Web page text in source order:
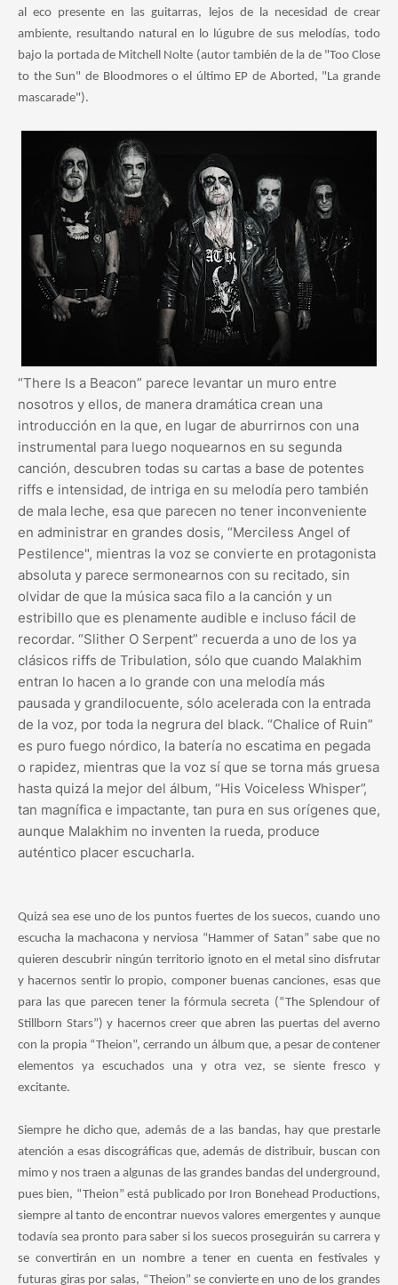
al eco presente en las guitarras, lejos de la necesidad de crear
ambiente, resultando natural en lo lúgubre de sus melodías, todo
bajo la portada de Mitchell Nolte (autor también de la de "Too Close
to the Sun" de Bloodmores o el último EP de Aborted, "La grande
mascarade").
“There Is a Beacon” parece levantar un muro entre
nosotros y ellos, de manera dramática crean una
introducción en la que, en lugar de aburrirnos con una
instrumental para luego noquearnos en su segunda
canción, descubren todas su cartas a base de potentes
riffs e intensidad, de intriga en su melodía pero también
de mala leche, esa que parecen no tener inconveniente
en administrar en grandes dosis, “Merciless Angel of
Pestilence", mientras la voz se convierte en protagonista
absoluta y parece sermonearnos con su recitado, sin
olvidar de que la música saca filo a la canción y un
estribillo que es plenamente audible e incluso fácil de
recordar. “Slither O Serpent” recuerda a uno de los ya
clásicos riffs de Tribulation, sólo que cuando Malakhim
entran lo hacen a lo grande con una melodía más
pausada y grandilocuente, sólo acelerada con la entrada
de la voz, por toda la negrura del black. “Chalice of Ruin”
es puro fuego nórdico, la batería no escatima en pegada
o rapidez, mientras que la voz sí que se torna más gruesa
hasta quizá la mejor del álbum, “His Voiceless Whisper”,
tan magnífica e impactante, tan pura en sus orígenes que,
aunque Malakhim no inventen la rueda, produce
auténtico placer escucharla.
Quizá sea ese uno de los puntos fuertes de los suecos, cuando uno
escucha la machacona y nerviosa “Hammer of Satan” sabe que no
quieren descubrir ningún territorio ignoto en el metal sino disfrutar
y hacernos sentir lo propio, componer buenas canciones, esas que
para las que parecen tener la fórmula secreta (“The Splendour of
Stillborn Stars”) y hacernos creer que abren las puertas del averno
con la propia “Theion”, cerrando un álbum que, a pesar de contener
elementos ya escuchados una y otra vez, se siente fresco y
excitante.
Siempre he dicho que, además de a las bandas, hay que prestarle
atención a esas discográficas que, además de distribuir, buscan con
mimo y nos traen a algunas de las grandes bandas del underground,
pues bien, “Theion” está publicado por Iron Bonehead Productions,
siempre al tanto de encontrar nuevos valores emergentes y aunque
todavía sea pronto para saber si los suecos proseguirán su carrera y
se convertirán en un nombre a tener en cuenta en festivales y
futuras giras por salas, “Theion” se convierte en uno de los grandes